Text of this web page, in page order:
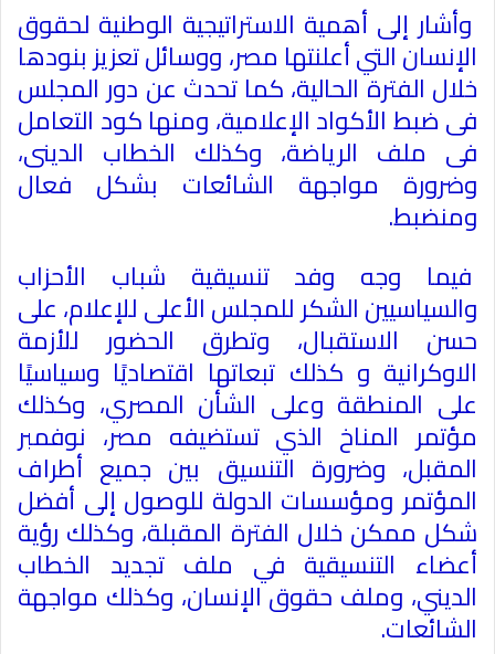
وأشار إلى أهمية الاستراتيجية الوطنية لحقوق
الإنسان التي أعلنتها مصر، ووسائل تعزيز بنودها
خلال الفترة الحالية، كما تحدث عن دور المجلس
فى ضبط الأكواد الإعلامية، ومنها كود التعامل
فى ملف الرياضة، وكذلك الخطاب الدينى،
وضرورة مواجهة الشائعات بشكل فعال
ومنضبط.
فيما وجه وفد تنسيقية شباب الأحزاب
والسياسيين الشكر للمجلس الأعلى للإعلام، على
حسن الاستقبال، وتطرق الحضور للأزمة
الاوكرانية و كذلك تبعاتها اقتصاديًا وسياسيًا
على المنطقة وعلى الشأن المصري، وكذلك
مؤتمر المناخ الذي تستضيفه مصر، نوفمبر
المقبل، وضرورة التنسيق بين جميع أطراف
المؤتمر ومؤسسات الدولة للوصول إلى أفضل
شكل ممكن خلال الفترة المقبلة، وكذلك رؤية
أعضاء التنسيقية في ملف تجديد الخطاب
الديني، وملف حقوق الإنسان، وكذلك مواجهة
الشائعات.